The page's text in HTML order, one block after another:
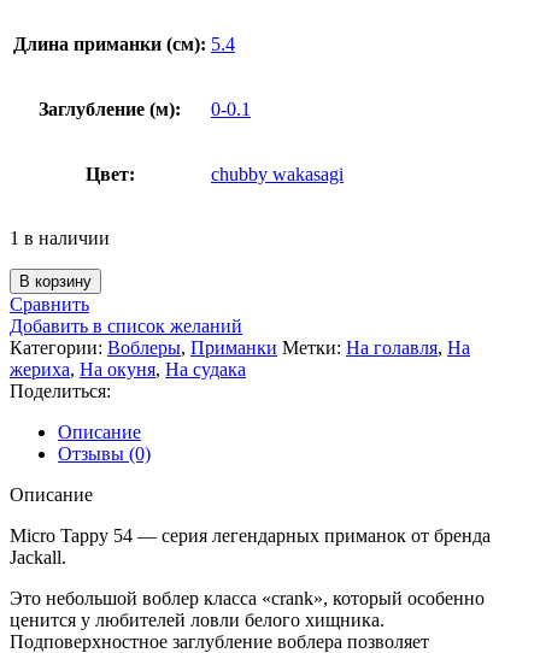
Длина приманки (см): 5.4
Заглубление (м): 0-0.1
Цвет: chubby wakasagi
1 в наличии
Количество
товара
Воблер
Jackall
Micro
Tappy
chubby
wakasagi
В корзину
Сравнить
Добавить в список желаний
Категории: Воблеры, Приманки Метки: На голавля, На
жериха, На окуня, На судака
Поделиться:
Описание
Отзывы (0)
Описание
Micro Tappy 54 — серия легендарных приманок от бренда
Jackall.
Это небольшой воблер класса «crank», который особенно
ценится у любителей ловли белого хищника.
Подповерхностное заглубление воблера позволяет